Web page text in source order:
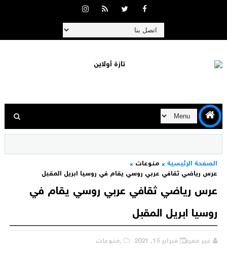
الصفحة الرئيسية
منوعات
عرس رياضي ثقافي عربي روسي يقام في روسيا ابريل المقبل
عرس رياضي ثقافي عربي روسي يقام في
روسيا ابريل المقبل
غير معرف فبراير 15, 2021 ,منوعات